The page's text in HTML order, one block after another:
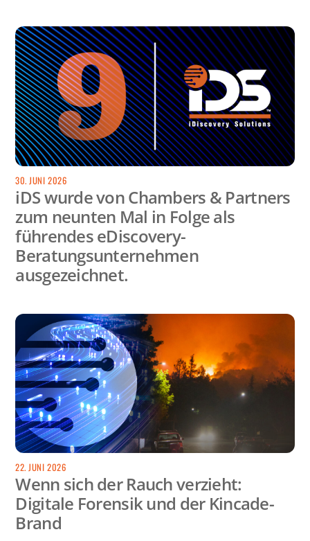
30. JUNI 2026
iDS wurde von Chambers & Partners
zum neunten Mal in Folge als
führendes eDiscovery-
Beratungsunternehmen
ausgezeichnet.
22. JUNI 2026
Wenn sich der Rauch verzieht:
Digitale Forensik und der Kincade-
Brand